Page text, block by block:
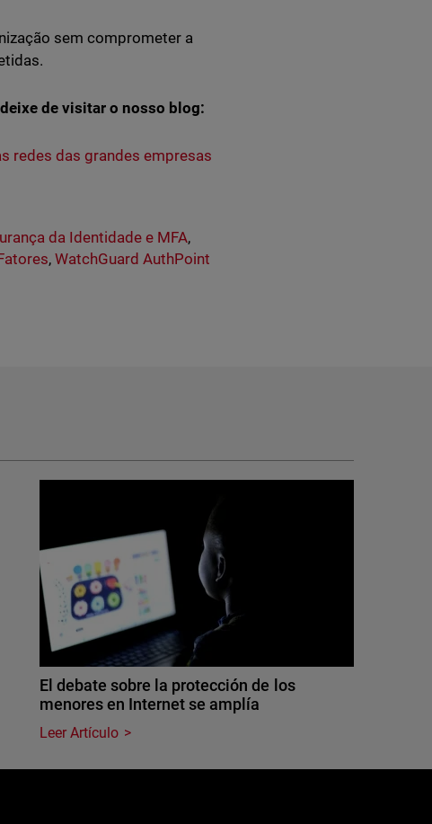
sem comprometer a
de visitar o nosso blog:
redes das grandes empresas
da Identidade e MFA,
,WatchGuard AuthPoint
El debate sobre la protección de los
menores en Internet se amplía
Leer Artículo